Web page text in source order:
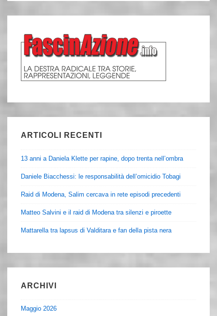
ARTICOLI RECENTI
13 anni a Daniela Klette per rapine, dopo trenta nell’ombra
Daniele Biacchessi: le responsabilità dell’omicidio Tobagi
Raid di Modena, Salim cercava in rete episodi precedenti
Matteo Salvini e il raid di Modena tra silenzi e piroette
Mattarella tra lapsus di Valditara e fan della pista nera
ARCHIVI
Maggio 2026